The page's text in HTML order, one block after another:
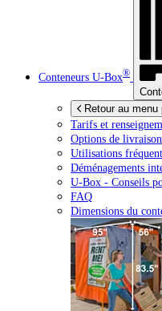
Conteneurs U-Box®
Retour au menu
Tarifs et
Options de livraison
Utilisations
Déménagements
U-Box - Conseils
FAQ
Dimensions du